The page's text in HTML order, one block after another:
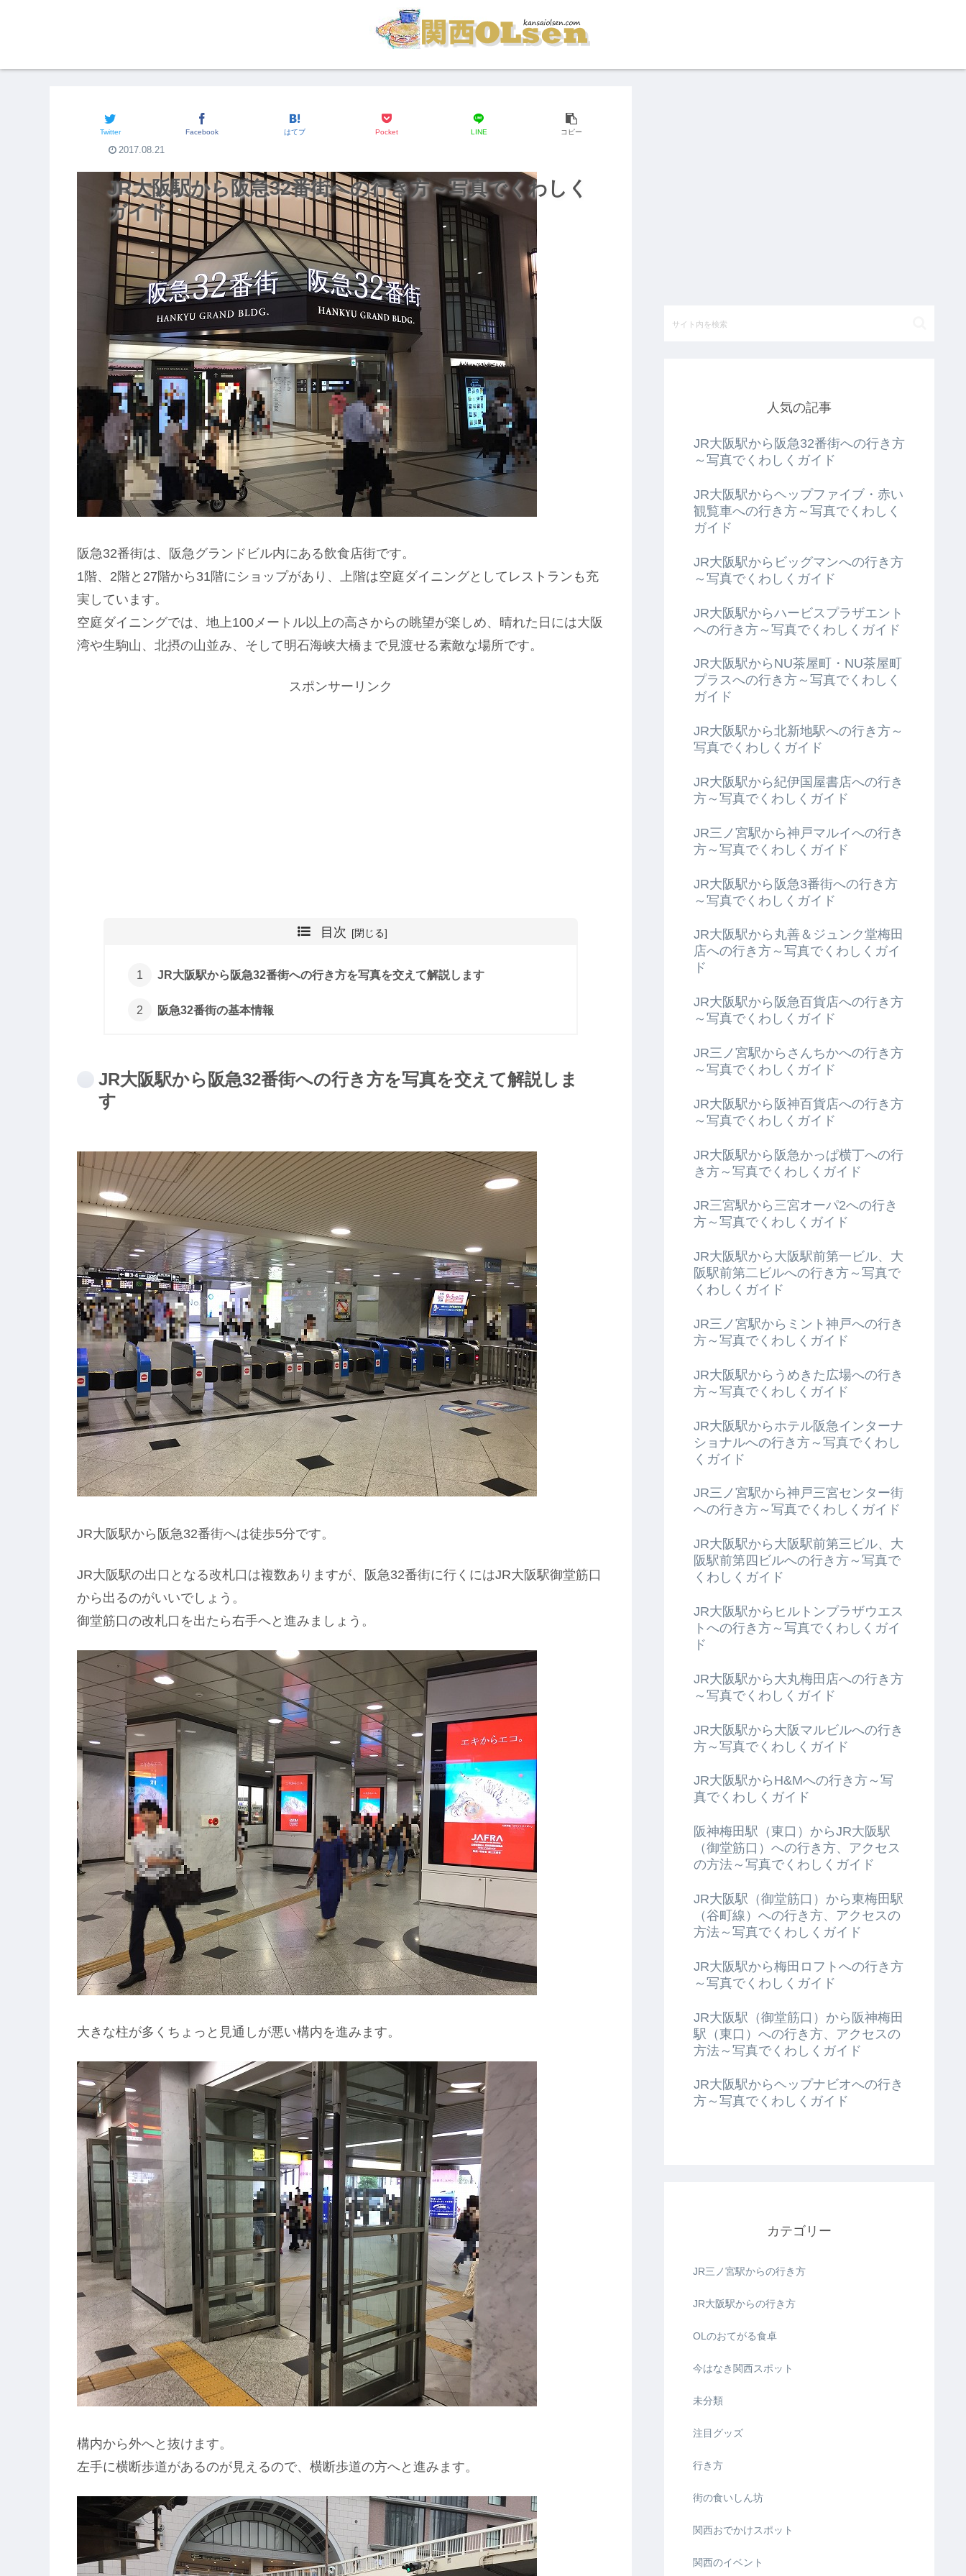
JR大阪駅から阪急32番街への行き方～写真でくわしく
ガイド
Twitter Facebook はてブ Pocket LINE コピー
2017.08.21
阪急32番街は、阪急グランドビル内にある飲食店街です。
1階、2階と27階から31階にショップがあり、上階は空庭ダイニングとしてレストランも充
実しています。
空庭ダイニングでは、地上100メートル以上の高さからの眺望が楽しめ、晴れた日には大阪
湾や生駒山、北摂の山並み、そして明石海峡大橋まで見渡せる素敵な場所です。
スポンサーリンク
目次
JR大阪駅から阪急32番街への行き方を写真を交えて解説します
阪急32番街の基本情報
JR大阪駅から阪急32番街への行き方を写真を交えて解説しま
す
JR大阪駅から阪急32番街へは徒歩5分です。
JR大阪駅の出口となる改札口は複数ありますが、阪急32番街に行くにはJR大阪駅御堂筋口
から出るのがいいでしょう。
御堂筋口の改札口を出たら右手へと進みましょう。
大きな柱が多くちょっと見通しが悪い構内を進みます。
構内から外へと抜けます。
左手に横断歩道があるのが見えるので、横断歩道の方へと進みます。
人気の記事
JR大阪駅から阪急32番街への行き方
～写真でくわしくガイド
JR大阪駅からヘップファイブ・赤い
観覧車への行き方～写真でくわしく
ガイド
JR大阪駅からビッグマンへの行き方
～写真でくわしくガイド
JR大阪駅からハービスプラザエント
への行き方～写真でくわしくガイド
JR大阪駅からNU茶屋町・NU茶屋町
プラスへの行き方～写真でくわしく
ガイド
JR大阪駅から北新地駅への行き方～
写真でくわしくガイド
JR大阪駅から紀伊国屋書店への行き
方～写真でくわしくガイド
JR三ノ宮駅から神戸マルイへの行き
方～写真でくわしくガイド
JR大阪駅から阪急3番街への行き方
～写真でくわしくガイド
JR大阪駅から丸善＆ジュンク堂梅田
店への行き方～写真でくわしくガイ
ド
JR大阪駅から阪急百貨店への行き方
～写真でくわしくガイド
JR三ノ宮駅からさんちかへの行き方
～写真でくわしくガイド
JR大阪駅から阪神百貨店への行き方
～写真でくわしくガイド
JR大阪駅から阪急かっぱ横丁への行
き方～写真でくわしくガイド
JR三宮駅から三宮オーパ2への行き
方～写真でくわしくガイド
JR大阪駅から大阪駅前第一ビル、大
阪駅前第二ビルへの行き方～写真で
くわしくガイド
JR三ノ宮駅からミント神戸への行き
方～写真でくわしくガイド
JR大阪駅からうめきた広場への行き
方～写真でくわしくガイド
JR大阪駅からホテル阪急インターナ
ショナルへの行き方～写真でくわし
くガイド
JR三ノ宮駅から神戸三宮センター街
への行き方～写真でくわしくガイド
JR大阪駅から大阪駅前第三ビル、大
阪駅前第四ビルへの行き方～写真で
くわしくガイド
JR大阪駅からヒルトンプラザウエス
トへの行き方～写真でくわしくガイ
ド
JR大阪駅から大丸梅田店への行き方
～写真でくわしくガイド
JR大阪駅から大阪マルビルへの行き
方～写真でくわしくガイド
JR大阪駅からH&Mへの行き方～写
真でくわしくガイド
阪神梅田駅（東口）からJR大阪駅
（御堂筋口）への行き方、アクセス
の方法～写真でくわしくガイド
JR大阪駅（御堂筋口）から東梅田駅
（谷町線）への行き方、アクセスの
方法～写真でくわしくガイド
JR大阪駅から梅田ロフトへの行き方
～写真でくわしくガイド
JR大阪駅（御堂筋口）から阪神梅田
駅（東口）への行き方、アクセスの
方法～写真でくわしくガイド
JR大阪駅からヘップナビオへの行き
方～写真でくわしくガイド
カテゴリー
JR三ノ宮駅からの行き方
JR大阪駅からの行き方
OLのおてがる食卓
今はなき関西スポット
未分類
注目グッズ
行き方
街の食いしん坊
関西おでかけスポット
関西のイベント